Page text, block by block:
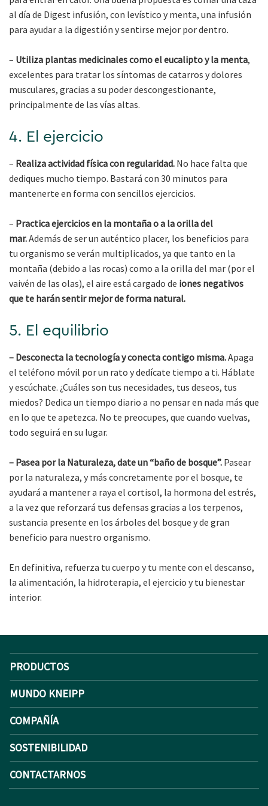
al día de Digest infusión, con levístico y menta, una infusión
para ayudar a la digestión y sentirse mejor por dentro.
– Utiliza plantas medicinales como el eucalipto y la menta,
excelentes para tratar los síntomas de catarros y dolores
musculares, gracias a su poder descongestionante,
principalmente de las vías altas.
4. El ejercicio
– Realiza actividad física con regularidad. No hace falta que
dediques mucho tiempo. Bastará con 30 minutos para
mantenerte en forma con sencillos ejercicios.
– Practica ejercicios en la montaña o a la orilla del
mar.Además de ser un auténtico placer, los beneficios para
tu organismo se verán multiplicados, ya que tanto en la
montaña (debido a las rocas) como a la orilla del mar (por el
vaivén de las olas), el aire está cargado de iones negativos
que te harán sentir mejor de forma natural.
5. El equilibrio
– Desconecta la tecnología y conecta contigo misma.Apaga
el teléfono móvil por un rato y dedícate tiempo a ti. Háblate
y escúchate. ¿Cuáles son tus necesidades, tus deseos, tus
miedos? Dedica un tiempo diario a no pensar en nada más que
en lo que te apetezca. No te preocupes, que cuando vuelvas,
todo seguirá en su lugar.
– Pasea por la Naturaleza, date un “baño de bosque”. Pasear
por la naturaleza, y más concretamente por el bosque, te
ayudará a mantener a raya el cortisol, la hormona del estrés,
a la vez que reforzará tus defensas gracias a los terpenos,
sustancia presente en los árboles del bosque y de gran
beneficio para nuestro organismo.
En definitiva, refuerza tu cuerpo y tu mente con el descanso,
la alimentación, la hidroterapia, el ejercicio y tu bienestar
interior.
PRODUCTOS
MUNDO KNEIPP
COMPAÑÍA
SOSTENIBILIDAD
CONTACTARNOS